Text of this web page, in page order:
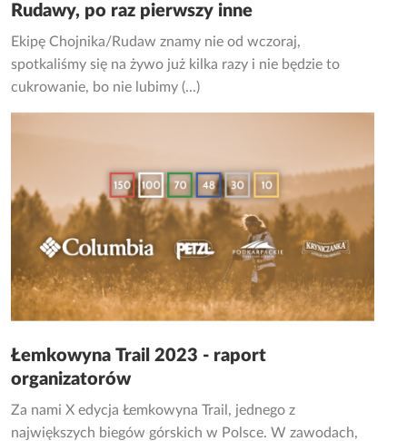
Rudawy, po raz pierwszy inne
Ekipę Chojnika/Rudaw znamy nie od wczoraj,
spotkaliśmy się na żywo już kilka razy i nie będzie to
cukrowanie, bo nie lubimy (...)
Łemkowyna Trail 2023 - raport
organizatorów
Za nami X edycja Łemkowyna Trail, jednego z
największych biegów górskich w Polsce. W zawodach,